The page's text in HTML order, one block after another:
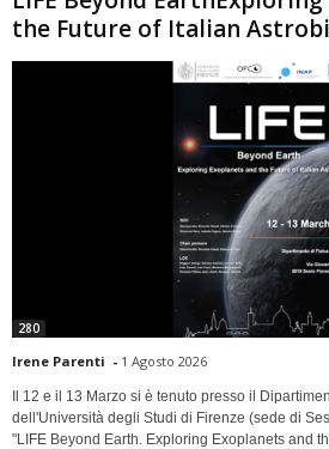
the Future of Italian
280
Irene Parenti - 1 Agosto 2026
Il 12 e il 13 Marzo si è tenuto presso il
dell'Università degli Studi di Firenze (sede di
"LIFE Beyond Earth. Exploring Exoplanets and